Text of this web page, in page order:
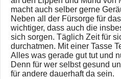
macht auch selber gerne
Neben all der Fürsorge für
wichtiger, dass auch die
sich sorgen. Täglich Zeit für
durchatmen. Mit einer Tasse
Alles was gerade gut tut und
Denn für wer selbst gesund
für andere dauerhaft da sein.